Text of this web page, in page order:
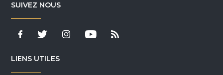
SUIVEZ NOUS
LIENS UTILES